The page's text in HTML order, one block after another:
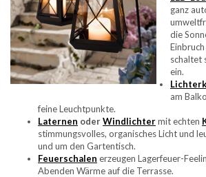
ganz
die
schaltet
ein.
am
feine Leuchtpunkte.
Laternen oderWindlichtermit echten
stimmungsvolles, organisches Licht und
und um den Gartentisch.
Feuerschalen erzeugen Lagerfeuer-
Abenden Wärme auf die Terrasse.